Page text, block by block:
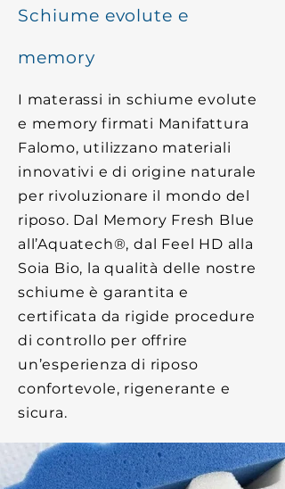
Schiume evolute e
memory
I materassi in schiume evolute
e memory firmati Manifattura
Falomo, utilizzano materiali
innovativi e di origine naturale
per rivoluzionare il mondo del
riposo. Dal Memory Fresh Blue
all’Aquatech®, dal Feel HD alla
Soia Bio, la qualità delle nostre
schiume è garantita e
certificata da rigide procedure
di controllo per offrire
un’esperienza di riposo
confortevole, rigenerante e
sicura.